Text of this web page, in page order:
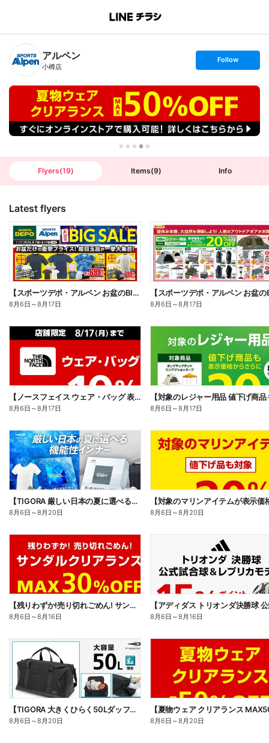
B
n
h
T
アルペン
小樽店
s
t
o
l
o
Follow
Flyers(19) Items(9) Info
Latest flyers
【スポーツデポ・アルペン お盆のBIG SALE!】
8月6日 ～8月17日 8月6日 ～8月17日
【ノースフェイス ウェア・バッグ 表示価格からさらに10%OFF】
8月6日 ～8月17日 8月6日 ～8月17日
【TIGORA 厳しい日本の夏に選べる機能性インナー】
8月6日 ～8月20日 8月6日 ～8月20日
【残りわずか!売り切れごめん! サンダルクリアランス MAX30%OFF】
8月6日 ～8月16日 8月6日 ～8月16日
【TIGORA 大きくひらく50Lダッフルバッグ】
8月6日 ～8月20日 8月6日 ～8月20日